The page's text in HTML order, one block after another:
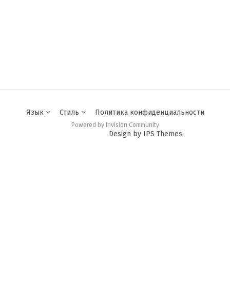
Язык Стиль Политика конфиденциальности
Powered by Invision Community
Design by IPS Themes.